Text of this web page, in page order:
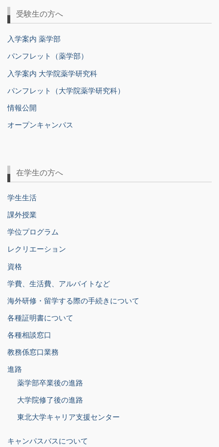
受験生の方へ
入学案内 薬学部
パンフレット（薬学部）
入学案内 大学院薬学研究科
パンフレット（大学院薬学研究科）
情報公開
オープンキャンパス
在学生の方へ
学生生活
課外授業
学位プログラム
レクリエーション
資格
学費、生活費、アルバイトなど
海外研修・留学する際の手続きについて
各種証明書について
各種相談窓口
教務係窓口業務
進路
薬学部卒業後の進路
大学院修了後の進路
東北大学キャリア支援センター
キャンパスバスについて